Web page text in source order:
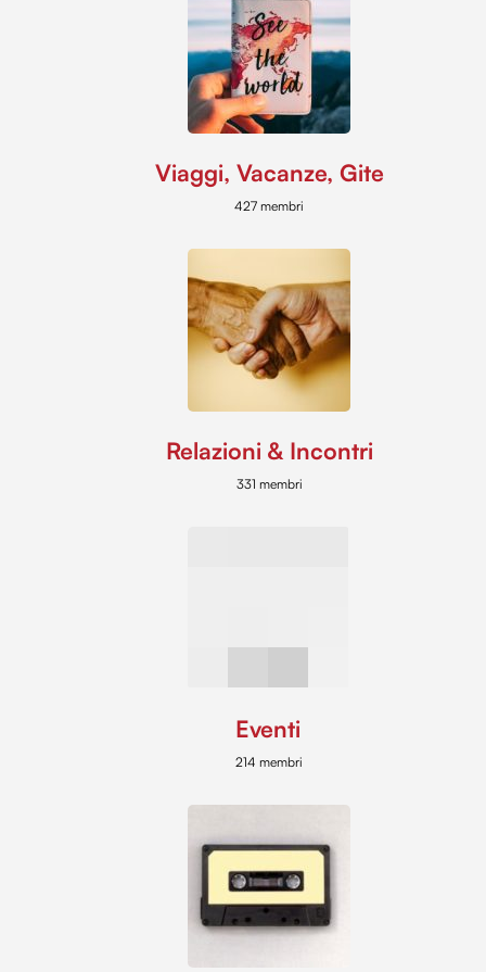
Viaggi, Vacanze, Gite
427 membri
Relazioni & Incontri
331 membri
Eventi
214 membri